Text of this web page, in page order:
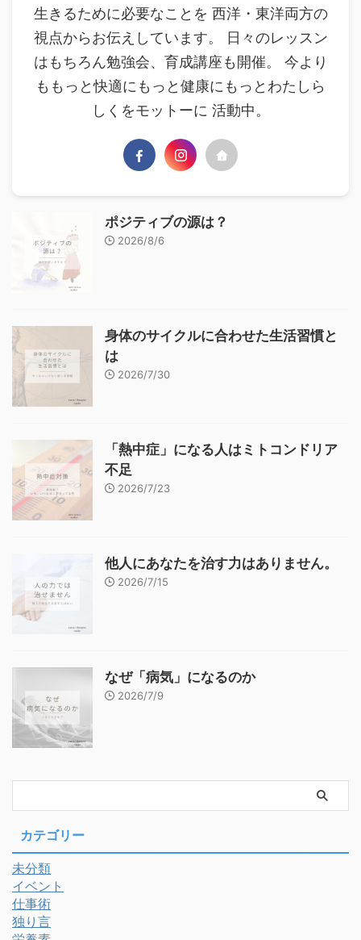
生きるために必要なことを 西洋・東洋両方の
視点からお伝えしています。 日々のレッスン
はもちろん勉強会、育成講座も開催。 今より
ももっと快適にもっと健康にもっとわたしら
しくをモットーに 活動中。
ポジティブの源は？
2026/8/6
身体のサイクルに合わせた生活習慣と
は
2026/7/30
「熱中症」になる人はミトコンドリア
不足
2026/7/23
他人にあなたを治す力はありません。
2026/7/15
なぜ「病気」になるのか
2026/7/9
カテゴリー
未分類
イベント
仕事術
独り言